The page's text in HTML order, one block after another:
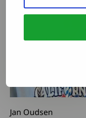
Jan Oudsen